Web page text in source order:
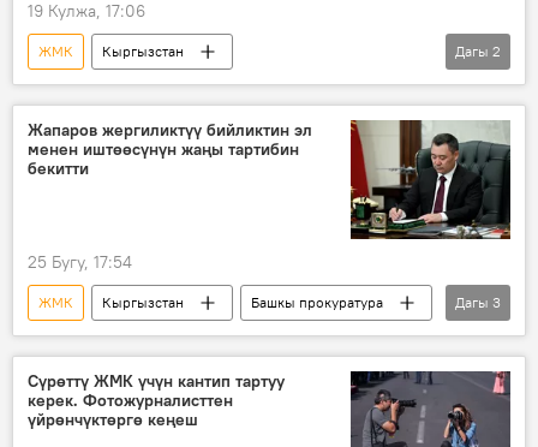
19 Кулжа, 17:06
ЖМК
Кыргызстан
Маданият министрлиги
медиафорум
Дагы 2
Жапаров жергиликтүү бийликтин эл
менен иштөөсүнүн жаңы тартибин
бекитти
25 Бугу, 17:54
ЖМК Кыргызстан
Башкы прокуратура
жарлык
укук коргоо органдары
жергиликтүү бийлик
Дагы 3
Сүрөттү ЖМК үчүн кантип тартуу
керек. Фотожурналисттен
үйрөнчүктөргө кеңеш